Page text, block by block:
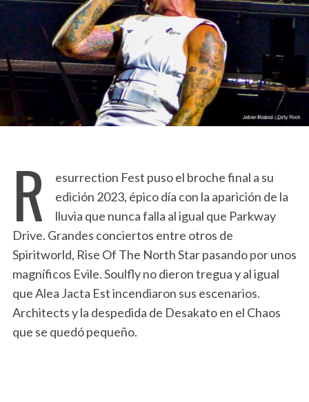
R
esurrection Fest puso el broche final a su
edición 2023, épico día con la aparición de la
lluvia que nunca falla al igual que Parkway
Drive. Grandes conciertos entre otros de
Spiritworld, Rise Of The North Star pasando por unos
magníficos Evile. Soulfly no dieron tregua y al igual
que Alea Jacta Est incendiaron sus escenarios.
Architects y la despedida de Desakato en el Chaos
que se quedó pequeño.